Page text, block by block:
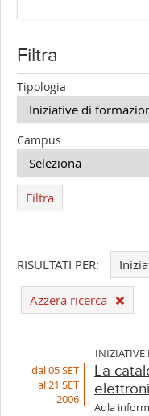
Filtra
Tipologia
Campus
Filtra
RISULTATI PER:
Azzera ricerca
dal 05 SET
al 21 SET
2006
La
Aula